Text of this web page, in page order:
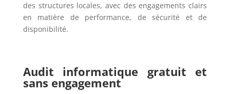
des structures locales, avec des engagements clairs
en matière de performance, de sécurité et de
disponibilité.
Audit informatique gratuit et
sans engagement